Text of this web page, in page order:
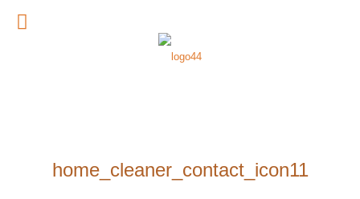
home_cleaner_contact_icon11